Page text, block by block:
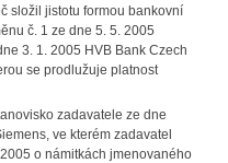
složil jistotu formou bankovní
č. 1 ze dne 5. 5. 2005
3. 1. 2005 HVB Bank Czech
se prodlužuje platnost
zadavatele ze dne
ve kterém zadavatel
o námitkách jmenovaného